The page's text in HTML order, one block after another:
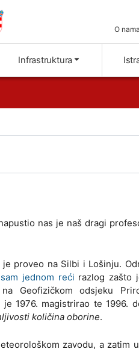
O nama
Infrastruktura
nas je naš dragi
proveo na Silbi i Lošinju.
jednom reći razlog zašto
Geofizičkom odsjeku
1976. magistrirao te 1996.
količina oborine.
zavodu, a zatim